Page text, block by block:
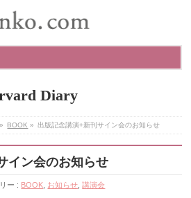
Diary
» BOOK » 出版記念講演+新刊サイン会のお知らせ
イン会のお知らせ
ー : BOOK お知らせ ,講演会